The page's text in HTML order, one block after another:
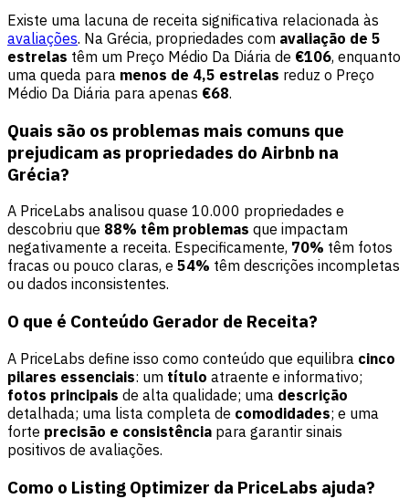
Existe uma lacuna de receita significativa relacionada às
avaliações. Na Grécia, propriedades com avaliação de 5
estrelas têm um Preço Médio Da Diária de €106, enquanto
uma queda para menos de 4,5 estrelas reduz o Preço
Médio Da Diária para apenas €68.
Quais são os problemas mais comuns que
prejudicam as propriedades do Airbnb na
Grécia?
A PriceLabs analisou quase 10.000 propriedades e
descobriu que 88% têm problemas que impactam
negativamente a receita. Especificamente, 70% têm fotos
fracas ou pouco claras, e 54% têm descrições incompletas
ou dados inconsistentes.
O que é Conteúdo Gerador de Receita?
A PriceLabs define isso como conteúdo que equilibra cinco
pilares essenciais: um título atraente e informativo;
fotos principais de alta qualidade; uma descrição
detalhada; uma lista completa de comodidades; e uma
forte precisão e consistência para garantir sinais
positivos de avaliações.
Como o Listing Optimizer da PriceLabs ajuda?